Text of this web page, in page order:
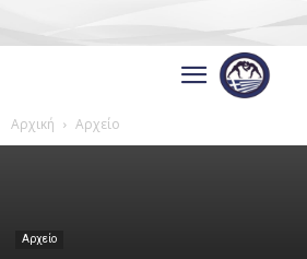
Αρχική Αρχείο
Αρχείο